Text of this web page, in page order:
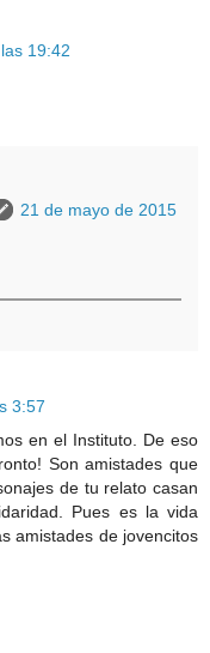
19:42
21 de mayo de 2015
3:57
en el Instituto. De eso
Son amistades que
de tu relato casan
Pues es la vida
amistades de jovencitos